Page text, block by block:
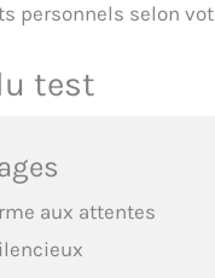
personnels selon
test
aux attentes